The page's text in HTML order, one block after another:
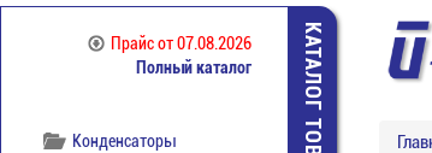
Прайсот 07.08.2026
Полный каталог
Компоненты
Конденсаторы